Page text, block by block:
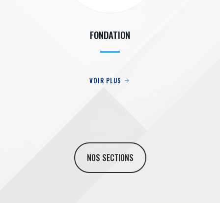
FONDATION
VOIR PLUS
NOS SECTIONS